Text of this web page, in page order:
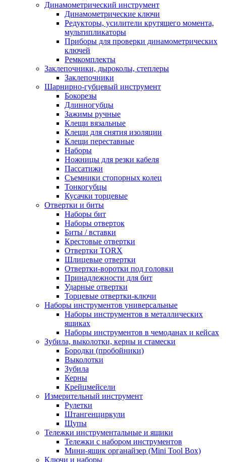
Динамометрический инструмент
Динамометрические ключи
Редукторы, усилители крутящего момента,
мультипликаторы
Приборы для проверки динамометрических
ключей
Ремкомплекты
Заклепочники, дыроколы, степлеры
Заклепочники
Шарнирно-губцевый инструмент
Бокорезы
Длинногубцы
Зажимы ручные
Клещи вязальные
Клещи для снятия изоляции
Клещи переставные
Наборы
Ножницы для резки кабеля
Пассатижи
Съемники стопорных колец
Тонкогубцы
Кусачки торцевые
Отвертки и биты
Наборы бит
Наборы отверток
Биты / вставки
Крестовые отвертки
Отвертки TORX
Шлицевые отвертки
Отвертки-воротки под головки
Принадлежности для бит
Ударные отвертки
Торцевые отвертки-ключи
Наборы инструментов универсальные
Наборы инструментов в металлических
ящиках
Наборы инструментов в чемоданах и кейсах
Зубила, выколотки, керны и стамески
Бородки (пробойники)
Выколотки
Зубила
Керны
Крейцмейсели
Измерительный инструмент
Рулетки
Штангенциркули
Щупы
Тележки инструментальные и ящики
Тележки с набором инструментов
Мини-ящик органайзер (Mini Tool Box)
Ключи и наборы